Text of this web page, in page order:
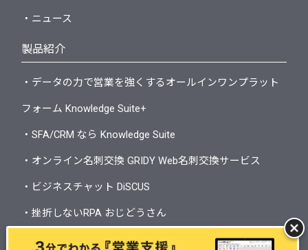
・ニュース
製品紹介
・データの力で営業を強くするオールインワンプラット
フォーム Knowledge Suite+
・SFA/CRM なら Knowledge Suite
・オンライン名刺交換 GRIDY Web名刺交換サービス
・ビジネスチャット DiSCUS
・挫折しないRPA おじどうさん
・ビジネスアプリケーションプラットフォーム Shelter